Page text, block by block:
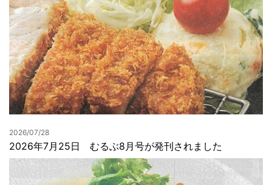
2026/07/28
2026年7月25日 むるぶ8月号が発刊されました